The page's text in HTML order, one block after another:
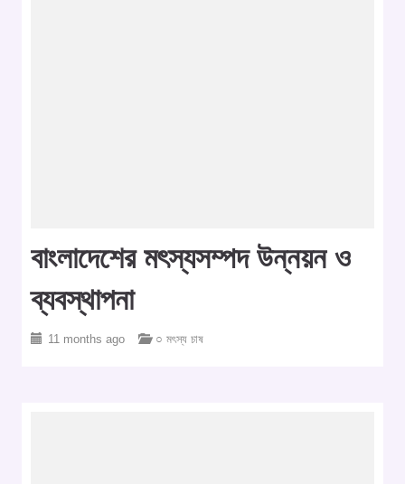
বাংলাদেশের মৎস্যসম্পদ উন্নয়ন ও
ব্যবস্থাপনা
11 months ago ○ মৎস্য চাষ